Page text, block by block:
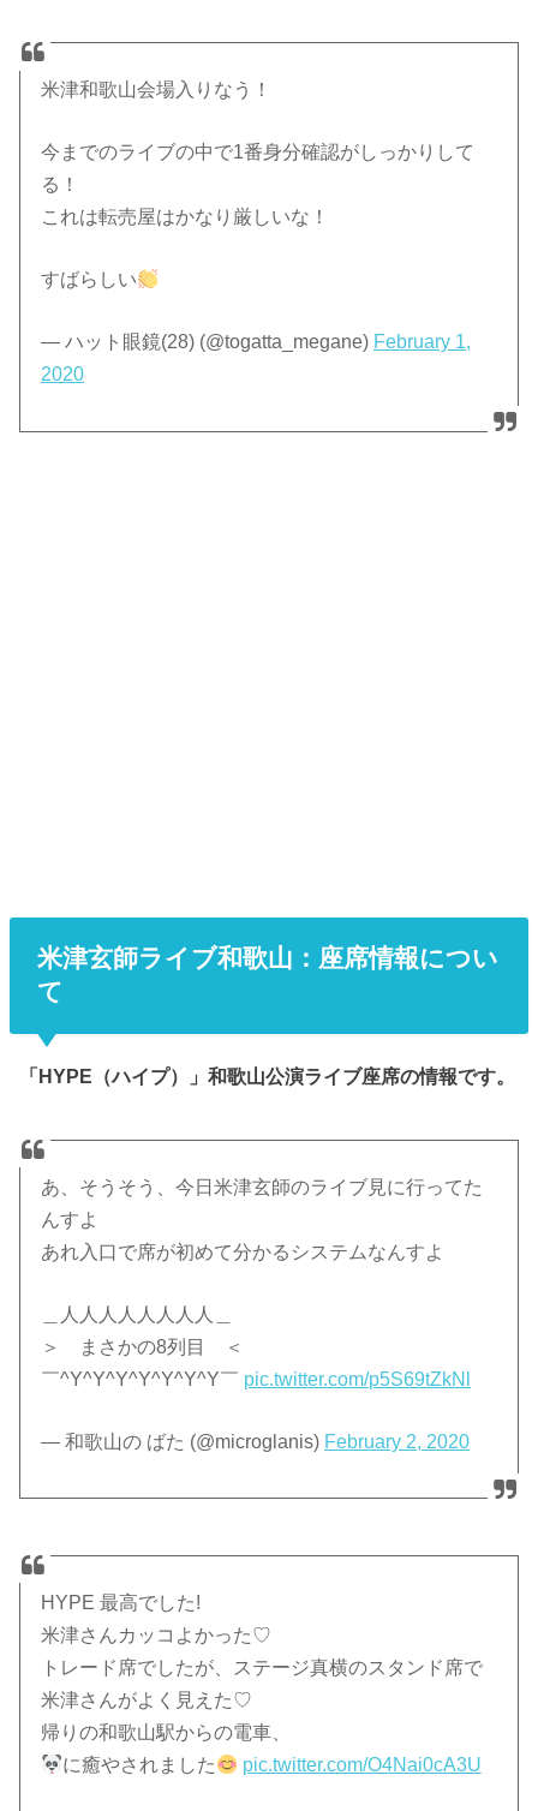
米津和歌山会場入りなう！
今までのライブの中で1番身分確認がしっかりして
る！
これは転売屋はかなり厳しいな！
すばらしい
— ハット眼鏡(28) (@togatta_megane) February 1,
2020
米津玄師ライブ和歌山：座席情報につい
て
「HYPE（ハイプ）」和歌山公演ライブ座席の情報です。
あ、そうそう、今日米津玄師のライブ見に行ってた
んすよ
あれ入口で席が初めて分かるシステムなんすよ
＿人人人人人人人人＿
＞ まさかの8列目 ＜
￣^Y^Y^Y^Y^Y^Y^Y￣ pic.twitter.com/p5S69tZkNl
— 和歌山の ばた (@microglanis) February 2, 2020
HYPE 最高でした!
米津さんカッコよかった♡
トレード席でしたが、ステージ真横のスタンド席で
米津さんがよく見えた♡
帰りの和歌山駅からの電車、
に癒やされました
pic.twitter.com/O4Nai0cA3U